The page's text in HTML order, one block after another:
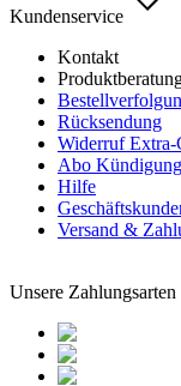
Kundenservice
Kontakt
Rücksendung
Widerruf Extra-
Abo Kündigung
Hilfe
Versand &
Unsere Zahlungsarten